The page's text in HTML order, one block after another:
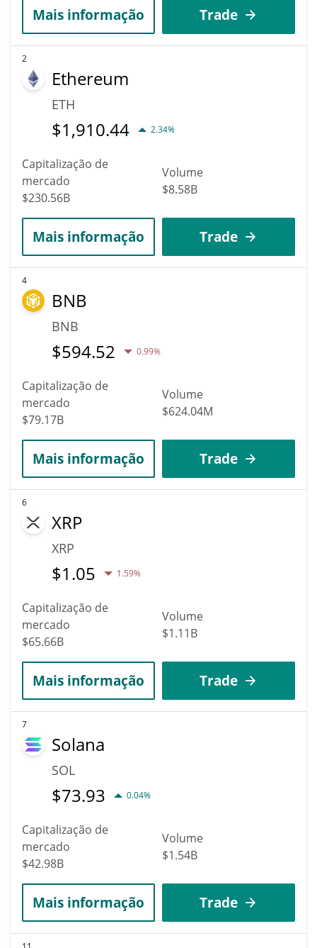
Mais informação Trade
2
Ethereum
ETH
$1,910.44 2.34%
Capitalização de
mercado
$230.56B
Volume
$8.58B
Mais informação Trade
4
BNB
BNB
$594.52 0.99%
Capitalização de
mercado
$79.17B
Volume
$624.04M
Mais informação Trade
6
XRP
XRP
$1.05 1.59%
Capitalização de
mercado
$65.66B
Volume
$1.11B
Mais informação Trade
7
Solana
SOL
$73.93 0.04%
Capitalização de
mercado
$42.98B
Volume
$1.54B
Mais informação Trade